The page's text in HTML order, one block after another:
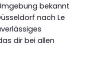
bekannt
nach Le
dir bei allen